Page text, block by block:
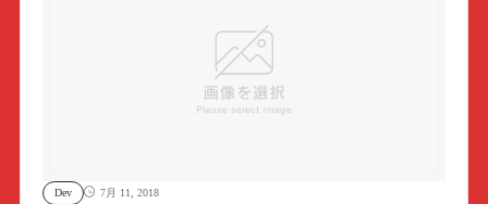
Dev 7月 11, 2018